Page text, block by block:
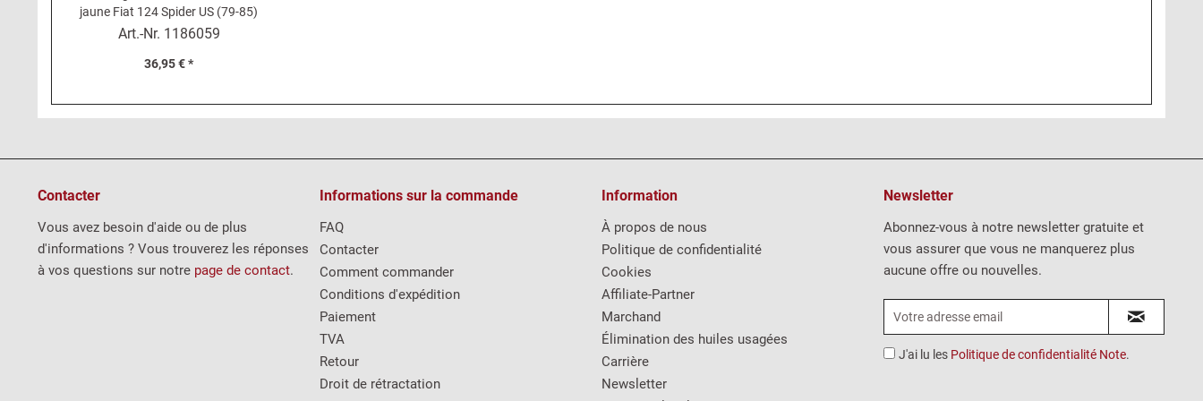
jaune Fiat 124 Spider US (79-85)
Art.-Nr. 1186059
36,95 € *
Contacter
Vous avez besoin d'aide ou de plus
d'informations ? Vous trouverez les réponses
à vos questions sur notre page de contact.
Informations sur la commande
FAQ
Contacter
Comment commander
Conditions d'expédition
Paiement
TVA
Retour
Droit de rétractation
Information
À propos de nous
Politique de confidentialité
Cookies
Affiliate-Partner
Marchand
Élimination des huiles usagées
Carrière
Newsletter
Newsletter
Abonnez-vous à notre newsletter gratuite et
vous assurer que vous ne manquerez plus
aucune offre ou nouvelles.
J'ai lu les Politique de confidentialité Note.